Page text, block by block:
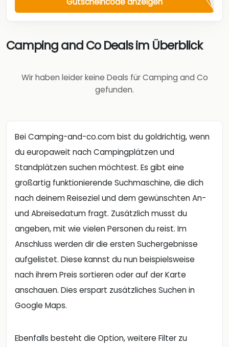
Camping and Co Deals im Überblick
Wir haben leider keine Deals für Camping and Co
gefunden.
Bei Camping-and-co.com bist du goldrichtig, wenn
du europaweit nach Campingplätzen und
Standplätzen suchen möchtest. Es gibt eine
großartig funktionierende Suchmaschine, die dich
nach deinem Reiseziel und dem gewünschten An-
und Abreisedatum fragt. Zusätzlich musst du
angeben, mit wie vielen Personen du reist. Im
Anschluss werden dir die ersten Suchergebnisse
aufgelistet. Diese kannst du nun beispielsweise
nach ihrem Preis sortieren oder auf der Karte
anschauen. Dies erspart zusätzliches Suchen in
Google Maps.
Ebenfalls besteht die Option, weitere Filter zu